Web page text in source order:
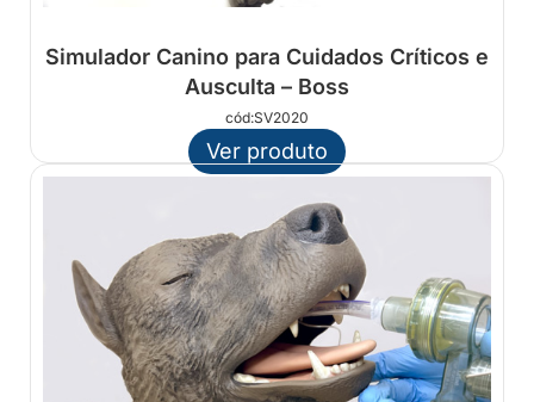
Simulador Canino para Cuidados Críticos e
Ausculta – Boss
cód:SV2020
Ver produto